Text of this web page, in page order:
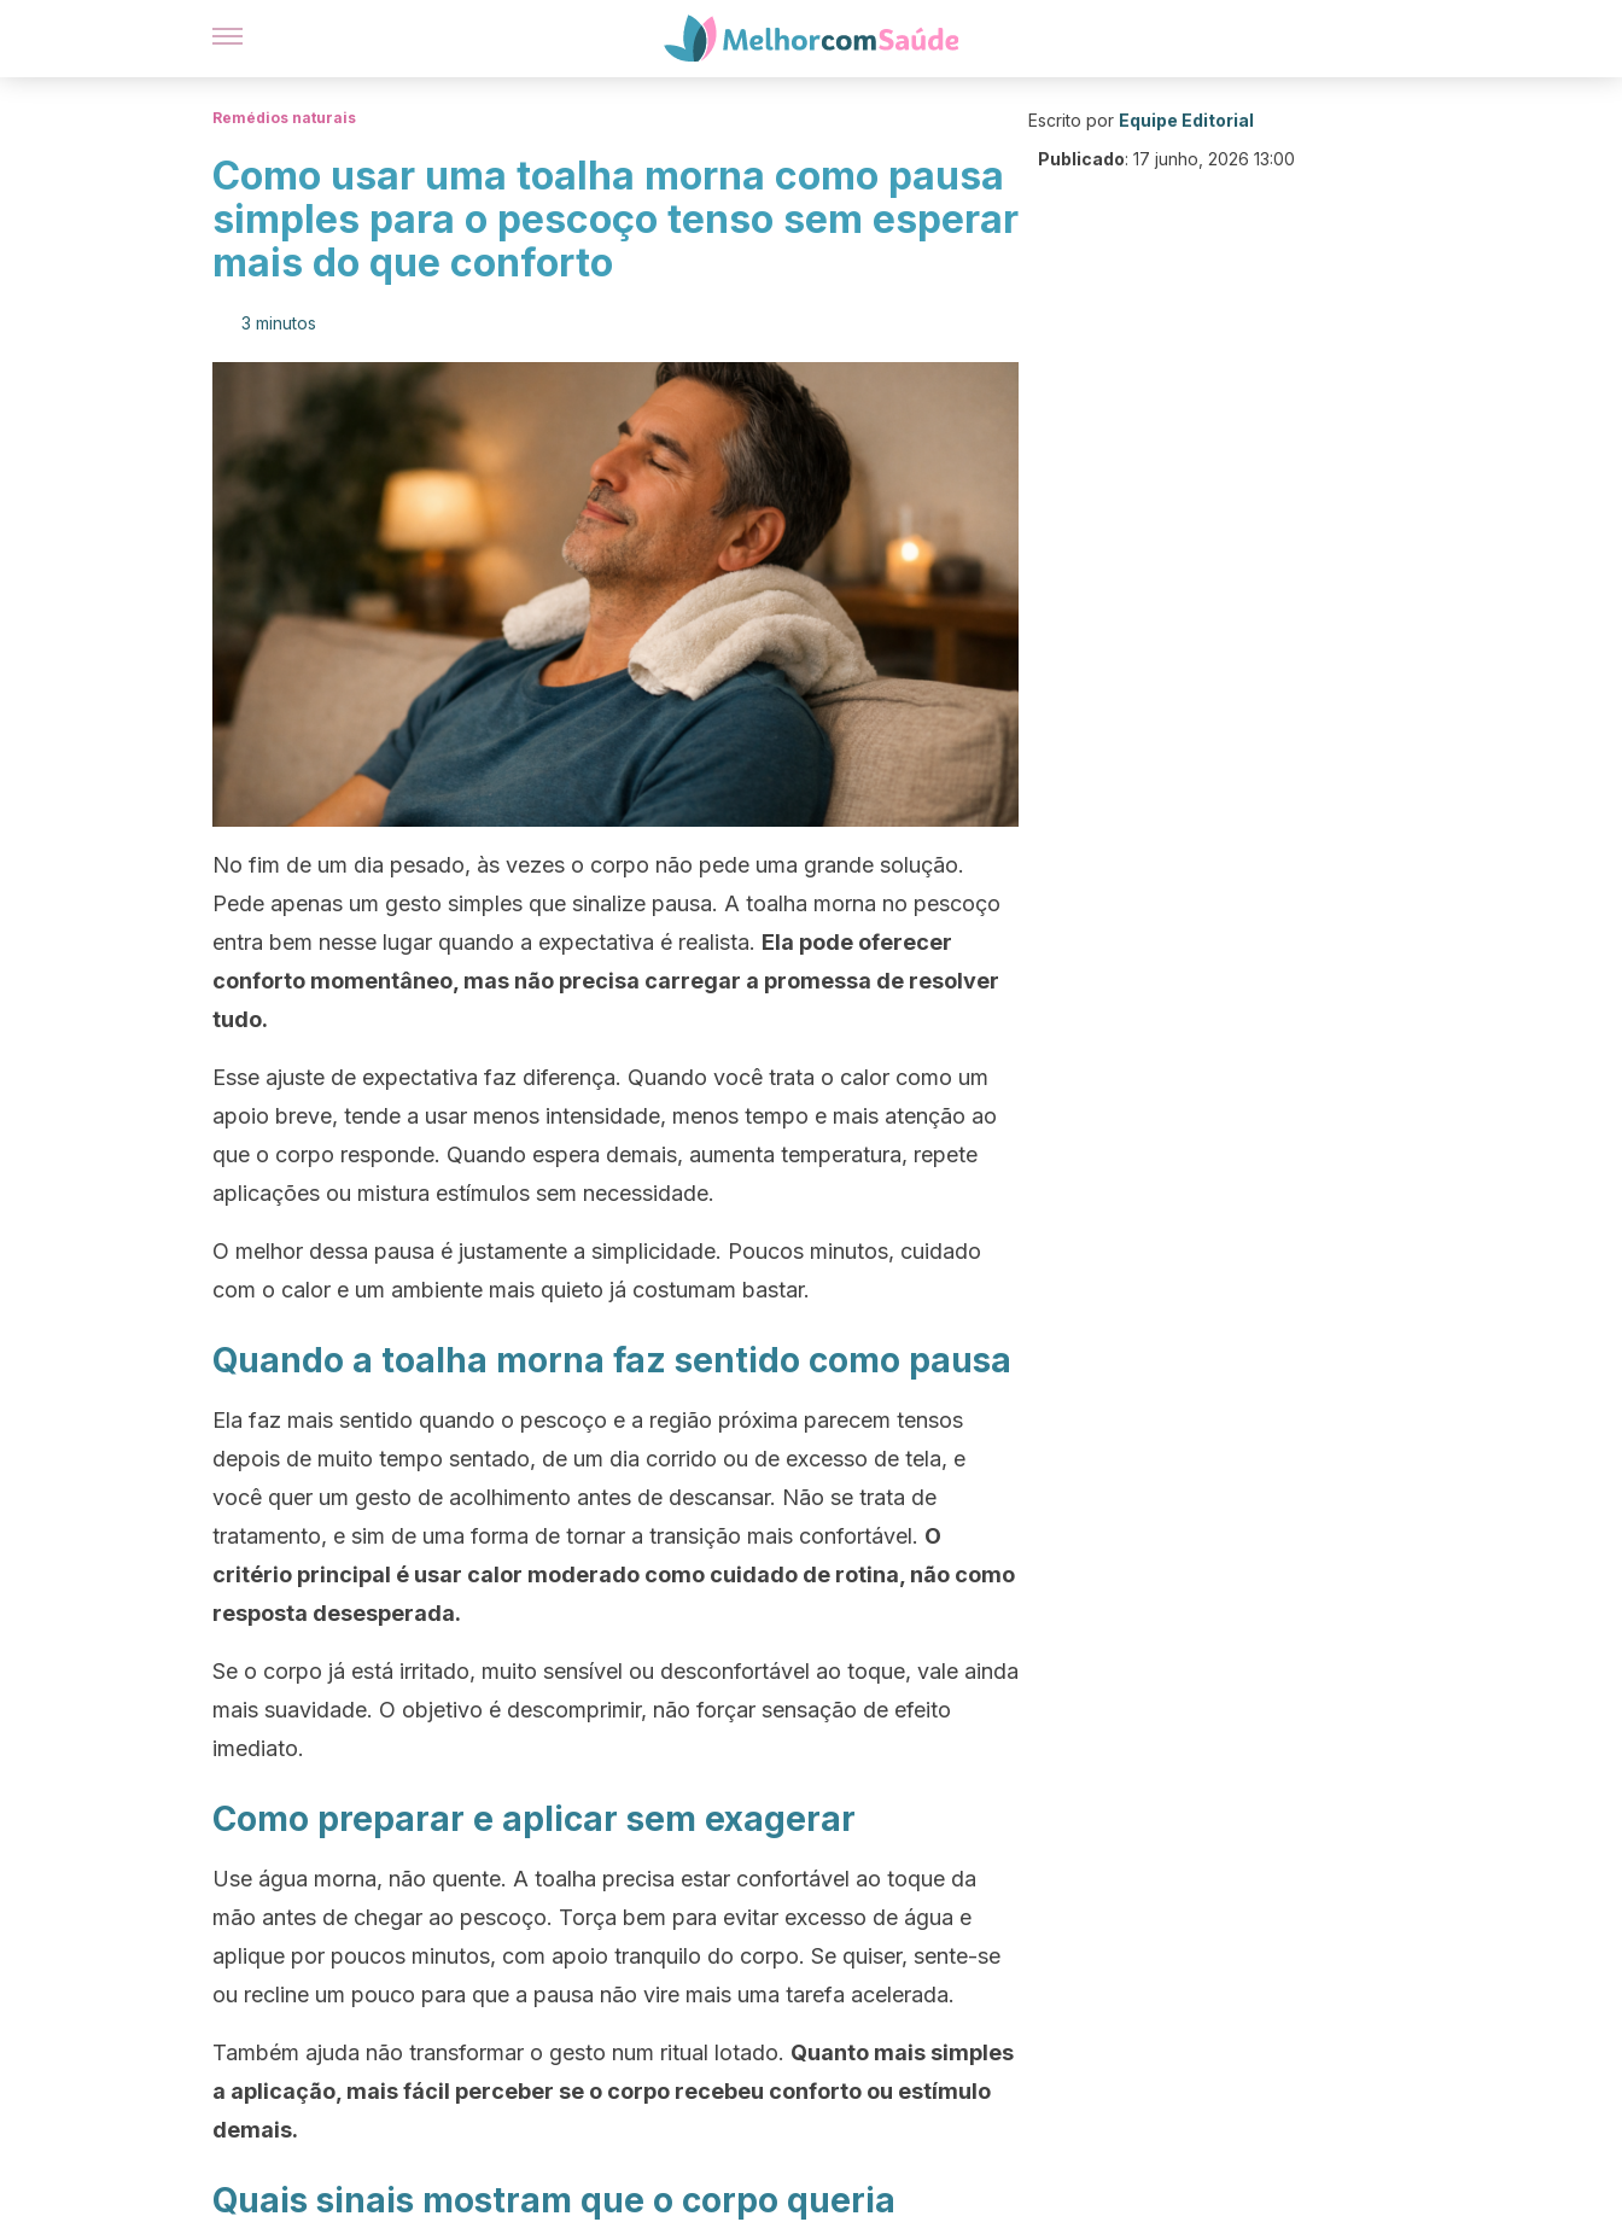
Remédios naturais
Como usar uma toalha morna como pausa
simples para o pescoço tenso sem esperar
mais do que conforto
3 minutos
No fim de um dia pesado, às vezes o corpo não pede uma grande solução.
Pede apenas um gesto simples que sinalize pausa. A toalha morna no pescoço
entra bem nesse lugar quando a expectativa é realista. Ela pode oferecer
conforto momentâneo, mas não precisa carregar a promessa de resolver
tudo.
Esse ajuste de expectativa faz diferença. Quando você trata o calor como um
apoio breve, tende a usar menos intensidade, menos tempo e mais atenção ao
que o corpo responde. Quando espera demais, aumenta temperatura, repete
aplicações ou mistura estímulos sem necessidade.
O melhor dessa pausa é justamente a simplicidade. Poucos minutos, cuidado
com o calor e um ambiente mais quieto já costumam bastar.
Quando a toalha morna faz sentido como pausa
Ela faz mais sentido quando o pescoço e a região próxima parecem tensos
depois de muito tempo sentado, de um dia corrido ou de excesso de tela, e
você quer um gesto de acolhimento antes de descansar. Não se trata de
tratamento, e sim de uma forma de tornar a transição mais confortável. O
critério principal é usar calor moderado como cuidado de rotina, não como
resposta desesperada.
Se o corpo já está irritado, muito sensível ou desconfortável ao toque, vale ainda
mais suavidade. O objetivo é descomprimir, não forçar sensação de efeito
imediato.
Como preparar e aplicar sem exagerar
Use água morna, não quente. A toalha precisa estar confortável ao toque da
mão antes de chegar ao pescoço. Torça bem para evitar excesso de água e
aplique por poucos minutos, com apoio tranquilo do corpo. Se quiser, sente-se
ou recline um pouco para que a pausa não vire mais uma tarefa acelerada.
Também ajuda não transformar o gesto num ritual lotado. Quanto mais simples
a aplicação, mais fácil perceber se o corpo recebeu conforto ou estímulo
demais.
Quais sinais mostram que o corpo queria
Escrito por Equipe Editorial
Publicado: 17 junho, 2026 13:00